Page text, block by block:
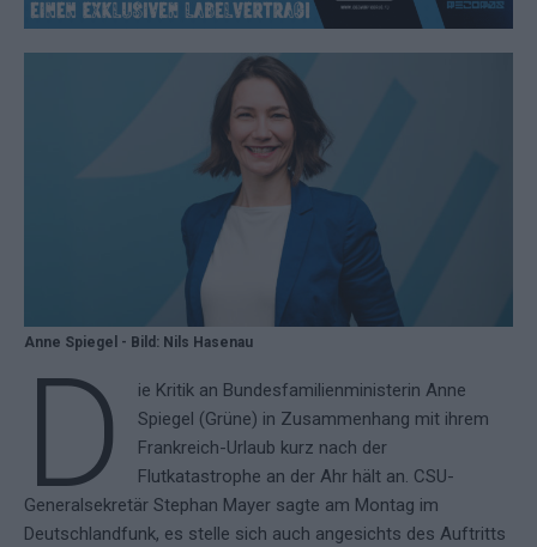
Anne Spiegel - Bild: Nils Hasenau
D
ie Kritik an Bundesfamilienministerin Anne
Spiegel (Grüne) in Zusammenhang mit ihrem
Frankreich-Urlaub kurz nach der
Flutkatastrophe an der Ahr hält an. CSU-
Generalsekretär Stephan Mayer sagte am Montag im
Deutschlandfunk, es stelle sich auch angesichts des Auftritts